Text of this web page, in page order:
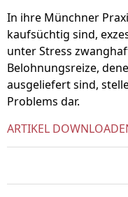
In ihre Münchner
kaufsüchtig sind,
unter Stress
Belohnungsreize,
ausgeliefert sind,
Problems dar.
ARTIKEL